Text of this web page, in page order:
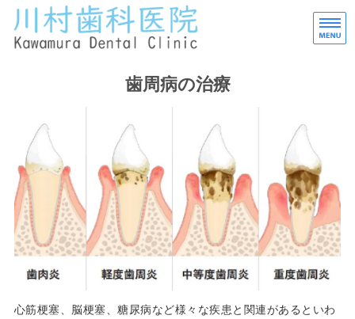
初診の方へ
交通案内
スタッフ
歯周病の治療
心筋梗塞、脳梗塞、糖尿病など様々な疾患と関連があるといわ